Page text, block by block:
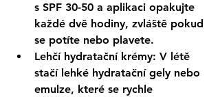
s SPF 30-50 a aplikaci opakujte
každé dvě hodiny, zvláště pokud
se potíte nebo plavete.
Lehčí hydratační krémy: V létě
stačí lehké hydratační gely nebo
emulze, které se rychle